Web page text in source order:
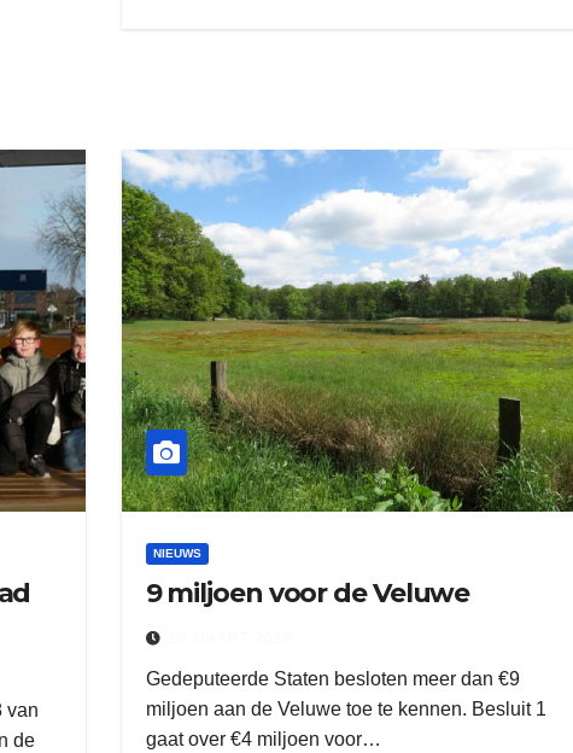
van
de
NIEUWS
9 miljoen voor de Veluwe
Gedeputeerde Staten besloten meer dan €9
miljoen aan de Veluwe toe te kennen. Besluit 1
gaat over €4 miljoen voor…